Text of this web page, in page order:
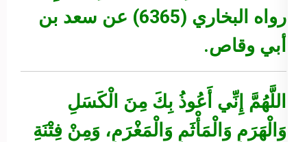
رواه البخاري (6365) عن سعد بن
أبي وقاص.
اللَّهُمَّ إِنِّي أَعُوذُ بِكَ مِنَ الْكَسَلِ
وَالْهَرَمِ وَالْمَأْثَمِ وَالْمَغْرَمِ، وَمِنْ فِتْنَةِ